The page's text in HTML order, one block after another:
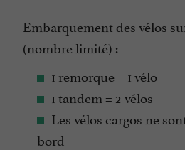
Embarquement des vélos
(nombre limité) :
1 remorque = 1 vélo
1 tandem = 2 vélos
Les vélos cargos ne
bord